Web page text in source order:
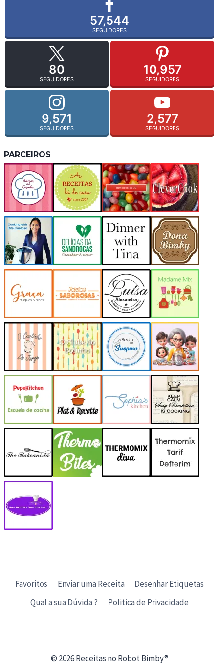
57,544
SEGUIDORES
80
SEGUIDORES
10,957
SEGUIDORES
9,571
SEGUIDORES
2,577
SEGUIDORES
PARCEIROS
Favoritos Enviar uma Receita
Desenhar Etiquetas
Qual a sua Dúvida ?
Politica de Privacidade
© 2026 Receitas no Robot Bimby®